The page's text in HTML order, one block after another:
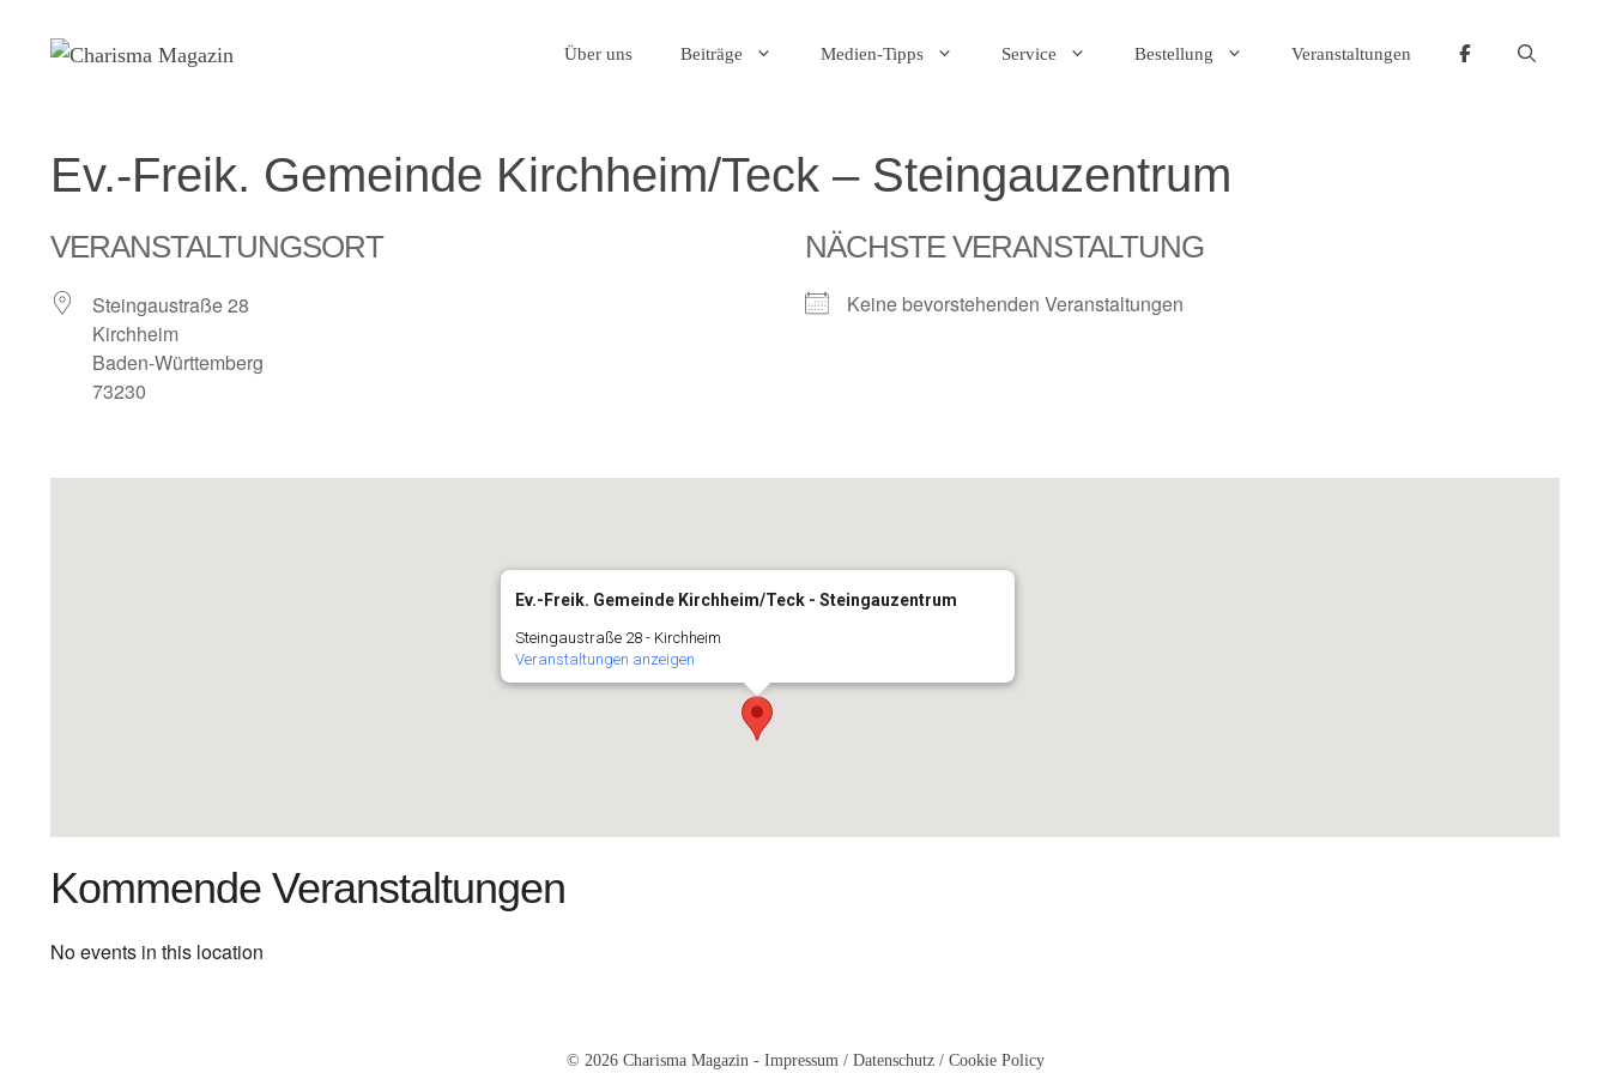
Über uns Beiträge Medien-Tipps Service Bestellung Veranstaltungen
Ev.-Freik. Gemeinde Kirchheim/Teck – Steingauzentrum
VERANSTALTUNGSORT
Steingaustraße 28
Kirchheim
Baden-Württemberg
73230
NÄCHSTE VERANSTALTUNG
Keine bevorstehenden Veranstaltungen
Ev.-Freik. Gemeinde Kirchheim/Teck - Steingauzentrum
Steingaustraße 28 - Kirchheim
Veranstaltungen anzeigen
Kommende Veranstaltungen
No events in this location
© 2026 Charisma Magazin - Impressum/ Datenschutz/ Cookie Policy